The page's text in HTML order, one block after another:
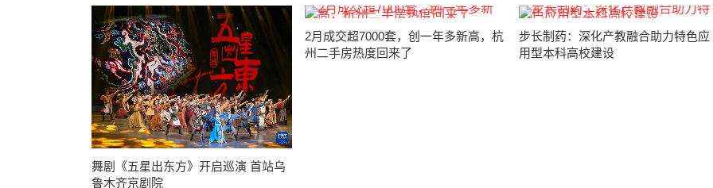
舞剧《五星出东方》开启巡演 首站乌
鲁木齐京剧院
2月成交超7000套，创一年多新高，杭
州二手房热度回来了
步长制药：深化产教融合助力特色应
用型本科高校建设